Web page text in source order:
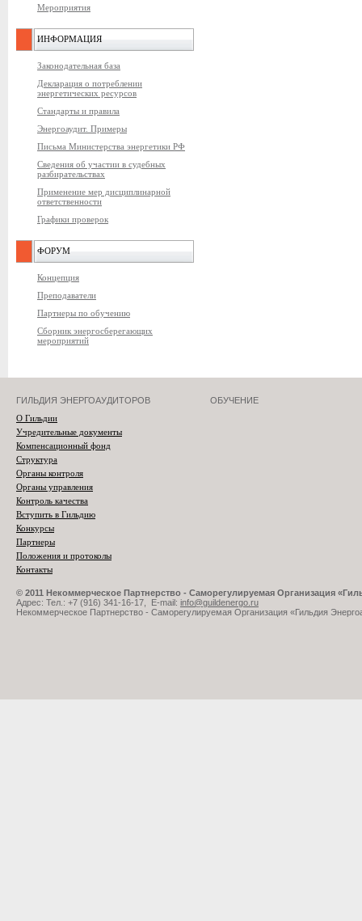
Мероприятия
ИНФОРМАЦИЯ
Законодательная база
Декларация о потреблении
энергетических ресурсов
Стандарты и правила
Энергоаудит. Примеры
Письма Министерства энергетики РФ
Сведения об участии в судебных
разбирательствах
Применение мер дисциплинарной
ответственности
Графики проверок
ФОРУМ
Концепция
Преподаватели
Партнеры по обучению
Сборник энергосберегающих
мероприятий
ГИЛЬДИЯ ЭНЕРГОАУДИТОРОВ
О Гильдии
Учредительные документы
Компенсационный фонд
Структура
Органы контроля
Органы управления
Контроль качества
Вступить в Гильдию
Конкурсы
Партнеры
Положения и протоколы
Контакты
ОБУЧЕНИЕ
© 2011 Некоммерческое Партнерство - Саморегулируемая Организация
Адрес: Тел.: +7 (916) 341-16-17, E-mail: info@guildenergo.ru
Некоммерческое Партнерство - Саморегулируемая Организация «Гильдия